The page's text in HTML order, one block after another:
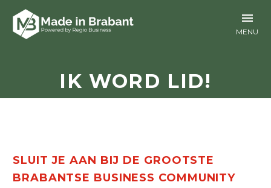
IK WORD LID!
SLUIT JE AAN BIJ DE GROOTSTE
BRABANTSE BUSINESS COMMUNITY